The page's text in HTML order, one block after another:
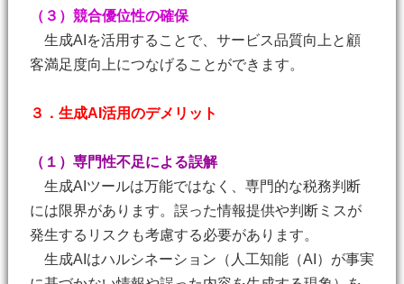
（３）競合優位性の確保
生成AIを活用することで、サービス品質向上と顧
客満足度向上につなげることができます。
３．生成AI活用のデメリット
（１）専門性不足による誤解
生成AIツールは万能ではなく、専門的な税務判断
には限界があります。誤った情報提供や判断ミスが
発生するリスクも考慮する必要があります。
生成AIはハルシネーション（人工知能（AI）が事実